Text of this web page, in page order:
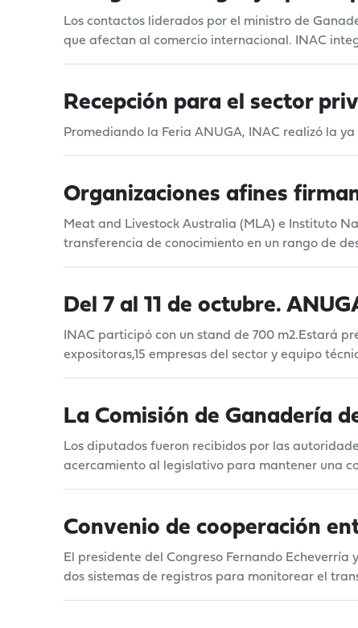
Los contactos liderados por el ministro de
que afectan al comercio internacional. INAC
Recepción para el sector
Promediando la Feria ANUGA, INAC realizó la
Organizaciones afines
Meat and Livestock Australia (MLA) e Instituto
transferencia de conocimiento en un rango de
Del 7 al 11 de octubre.
INAC participó con un stand de 700 m2.Estará
expositoras,15 empresas del sector y equipo
La Comisión de Ganadería
Los diputados fueron recibidos por las
acercamiento al legislativo para mantener una
Convenio de cooperación
El presidente del Congreso Fernando
dos sistemas de registros para monitorear el